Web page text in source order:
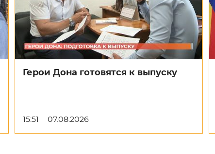
Герои Дона готовятся к выпуску
15:51 07.08.2026